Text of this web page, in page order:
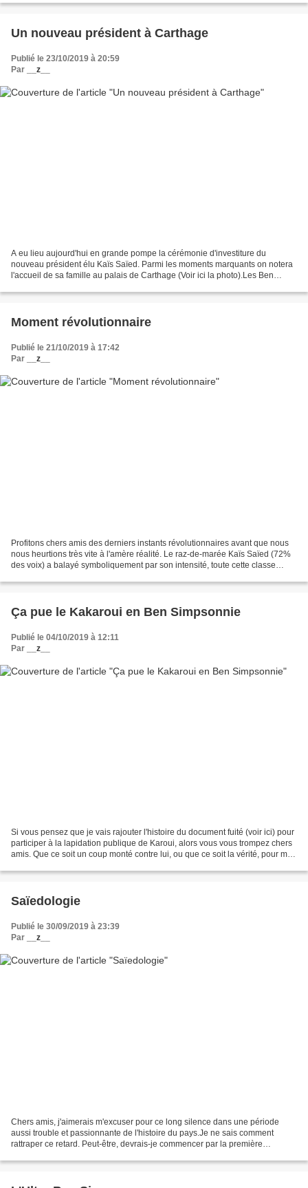
Un nouveau président à Carthage
Publié le 23/10/2019 à 20:59
Par
__z__
A eu lieu aujourd'hui en grande pompe la cérémonie d'investiture du
nouveau président élu Kaïs Saïed. Parmi les moments marquants on notera
l'accueil de sa famille au palais de Carthage (Voir ici la photo).Les Ben
Moment révolutionnaire
Publié le 21/10/2019 à 17:42
Par
__z__
Profitons chers amis des derniers instants révolutionnaires avant que nous
nous heurtions très vite à l'amère réalité. Le raz-de-marée Kaïs Saïed (72%
des voix) a balayé symboliquement par son intensité, toute cette classe
Ça pue le Kakaroui en Ben Simpsonnie
Publié le 04/10/2019 à 12:11
Par
__z__
Si vous pensez que je vais rajouter l'histoire du document fuité (voir ici) pour
participer à la lapidation publique de Karoui, alors vous vous trompez chers
amis. Que ce soit un coup monté contre lui, ou que ce soit la vérité, pour moi
Saïedologie
Publié le 30/09/2019 à 23:39
Par
__z__
Chers amis, j'aimerais m'excuser pour ce long silence dans une période
aussi trouble et passionnante de l'histoire du pays.Je ne sais comment
rattraper ce retard. Peut-être, devrais-je commencer par la première